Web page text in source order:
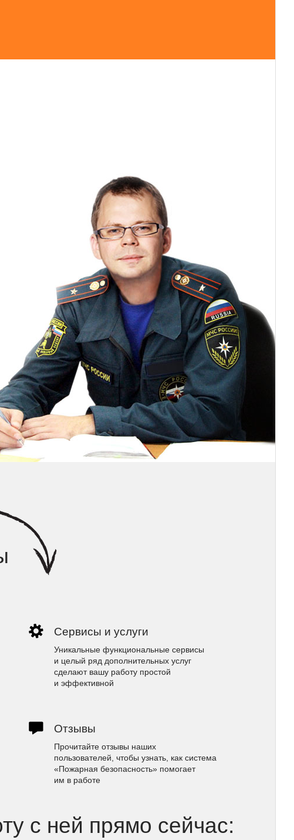
Сервисы и услуги
Уникальные функциональные сервисы
и целый ряд дополнительных услуг
сделают вашу работу простой
и эффективной
Отзывы
Прочитайте отзывы наших
пользователей, чтобы узнать, как система
«Пожарная безопасность» помогает
им в работе
с ней прямо сейчас: